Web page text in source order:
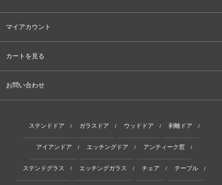
マイアカウント
カートを見る
お問い合わせ
ステンドドア / ガラスドア / ウッドドア / 剥離ドア /
アイアンドア / エッチングドア / アンティーク窓 /
ステンドグラス / エッチングガラス / チェア / テーブル /